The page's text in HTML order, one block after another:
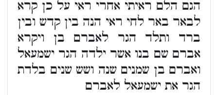
הגם הלם ראיתי אחרי ראי על כן קרא
לבאר באר לחי ראי הנה בין קדש ובין
ברד ותלד הגר לאברם בן ויקרא
אברם שם בנו אשר ילדה הגר ישמעאל
ואברם בן שמנים שנה ושש שנים בלדת
הגר את ישמעאל לאברם